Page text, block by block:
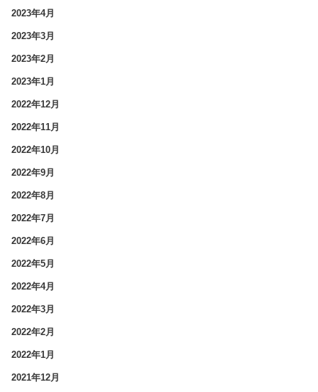
2023年4月
2023年3月
2023年2月
2023年1月
2022年12月
2022年11月
2022年10月
2022年9月
2022年8月
2022年7月
2022年6月
2022年5月
2022年4月
2022年3月
2022年2月
2022年1月
2021年12月